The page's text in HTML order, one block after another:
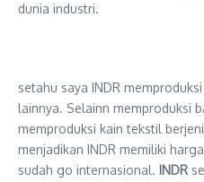
dunia industri.
setahu saya INDR
lainnya. Selainn memproduksi
memproduksi kain tekstil
menjadikan INDR memiliki
sudah go internasional. INDR